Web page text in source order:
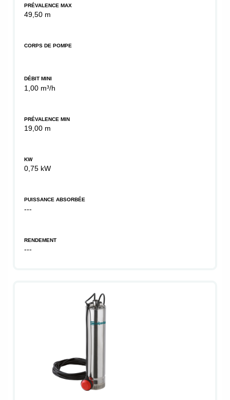
PRÉVALENCE MAX
49,50 m
CORPS DE POMPE
DÉBIT MINI
1,00 m³/h
PRÉVALENCE MIN
19,00 m
KW
0,75 kW
PUISSANCE ABSORBÉE
---
RENDEMENT
---